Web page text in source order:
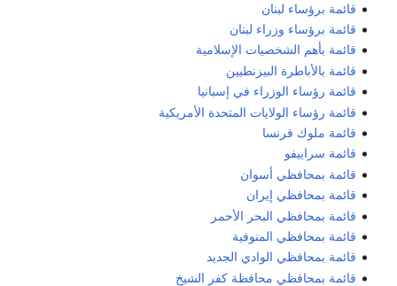
قائمة برؤساء لبنان
قائمة برؤساء وزراء لبنان
قائمة بأهم الشخصيات الإسلامية
قائمة بالأباطرة البيزنطيين
قائمة رؤساء الوزراء في إسبانيا
قائمة رؤساء الولايات المتحدة الأمريكية
قائمة ملوك فرنسا
قائمة سراييفو
قائمة بمحافظي أسوان
قائمة بمحافظي إيران
قائمة بمحافظي البحر الأحمر
قائمة بمحافظي المنوفية
قائمة بمحافظي الوادي الجديد
قائمة بمحافظي محافظة كفر الشيخ